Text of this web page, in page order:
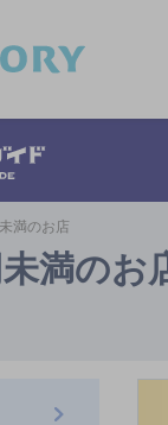
満のお店
満のお